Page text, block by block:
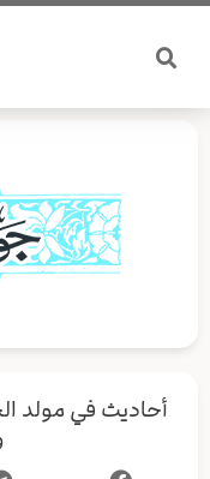
تخطي
المحتوى
أحاديث في مولد